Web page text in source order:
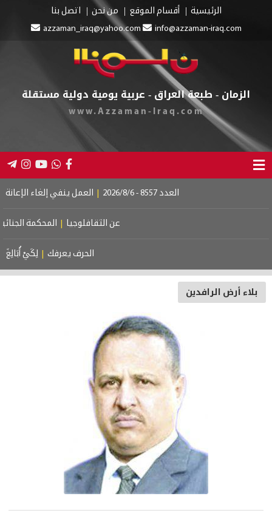
الرئيسية أقسام الموقع من نحن
اتصل بنا
azzaman_iraq@yahoo.com
info@azzaman-iraq.com
الزمان - طبعة العراق - عربية يومية دولية مستقلة
www.Azzaman-Iraq.com
العدد 8557 - 2026/8/6 | العمل ينفي إلغاء الإعانة عن
عن الثقافلوجيا | المحكمة الجنائية
الحرف يعرفك | لِكَيْ أُبَالِغَ
بلاء أرض الرافدين